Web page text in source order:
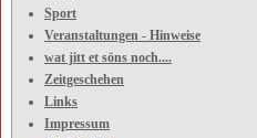
Sport
Veranstaltungen - Hinweise
wat jitt et söns noch....
Zeitgeschehen
Links
Impressum